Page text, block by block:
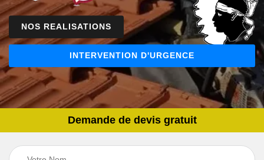
NOS REALISATIONS
INTERVENTION D'URGENCE
Demande de devis gratuit